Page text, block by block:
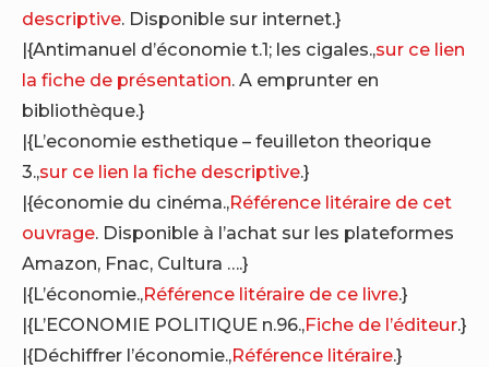
descriptive. Disponible sur internet.}
|{Antimanuel d’économie t.1; les cigales.,sur ce lien
la fiche de présentation. A emprunter en
bibliothèque.}
|{L’economie esthetique – feuilleton theorique
3.,sur ce lien la fiche descriptive.}
|{économie du cinéma.,Référence litéraire de cet
ouvrage. Disponible à l’achat sur les plateformes
Amazon, Fnac, Cultura ….}
|{L’économie.,Référence litéraire de ce livre.}
|{L’ECONOMIE POLITIQUE n.96.,Fiche de l’éditeur.}
|{Déchiffrer l’économie.,Référence litéraire.}